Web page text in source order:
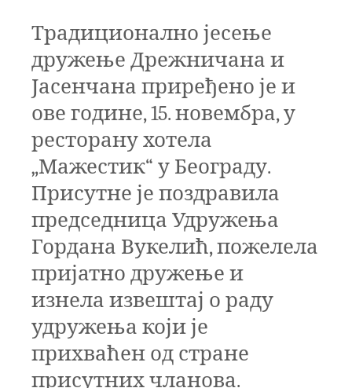
Традиционално јесење
дружење Дрежничана и
Јасенчана приређено је и
ове године,15. новембра, у
ресторану хотела
„Мажестик“ у Београду.
Присутне је поздравила
председница Удружења
Гордана Вукелић,пожелела
пријатно дружење и
изнела извештај о раду
удружења који је
прихваћен од стране
присутних чланова.